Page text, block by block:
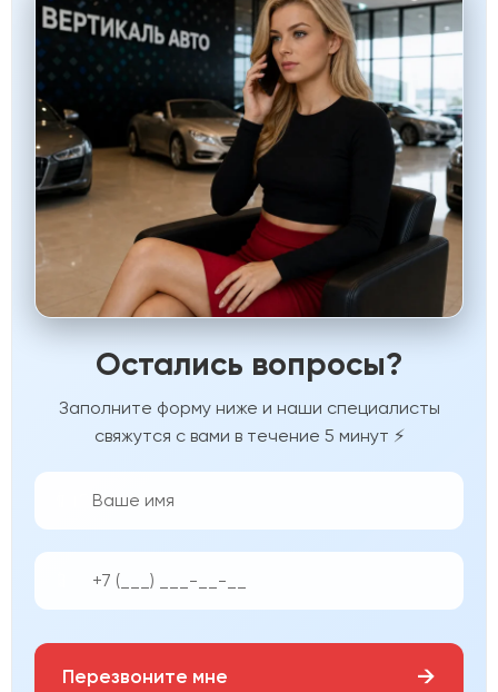
Остались вопросы?
Заполните форму ниже и наши специалисты
свяжутся с вами в течение 5 минут ⚡
Перезвоните мне →